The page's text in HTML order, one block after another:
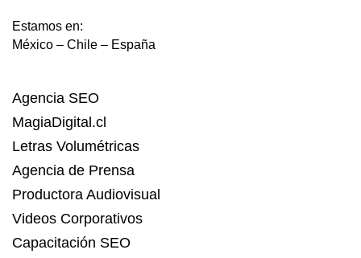
Estamos en:
México – Chile – España
Agencia SEO
MagiaDigital.cl
Letras Volumétricas
Agencia de Prensa
Productora Audiovisual
Videos Corporativos
Capacitación SEO